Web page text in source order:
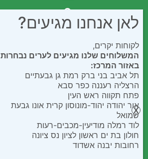
לאן אנחנו מגיעים?
לקוחות יקרים,
המשלוחים שלנו מגיעים לערים נבחרות
באזור המרכז:
תל אביב בני ברק רמת גן גבעתיים
הרצליה רעננה כפר סבא
פתח תקווה ראש העין
אור יהודה יהוד-מונוסון קרית אונו גבעת
שמואל
לוד רמלה מודיעין-מכבים-רעות
חולון בת ים ראשון לציון נס ציונה
רחובות יבנה אשדוד